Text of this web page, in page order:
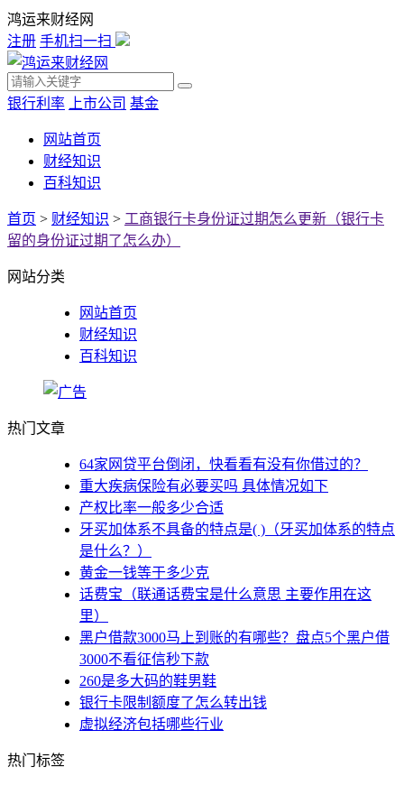
鸿运来财经网
注册 手机扫一扫
银行利率 上市公司 基金
网站首页
财经知识
百科知识
首页 > 财经知识 > 工商银行卡身份证过期怎么更新（银行卡
留的身份证过期了怎么办）
网站分类
网站首页
财经知识
百科知识
热门文章
64家网贷平台倒闭，快看看有没有你借过的？
重大疾病保险有必要买吗 具体情况如下
产权比率一般多少合适
牙买加体系不具备的特点是( )（牙买加体系的特点
是什么？）
黄金一钱等于多少克
话费宝（联通话费宝是什么意思 主要作用在这
里）
黑户借款3000马上到账的有哪些？盘点5个黑户借
3000不看征信秒下款
260是多大码的鞋男鞋
银行卡限制额度了怎么转出钱
虚拟经济包括哪些行业
热门标签